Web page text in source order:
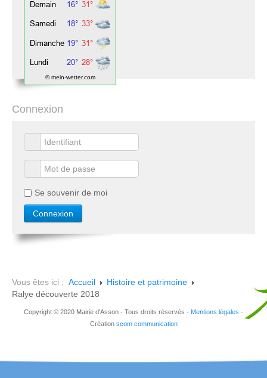
© mein-wetter.com
Connexion
Se souvenir de moi
Vous êtes ici : Accueil
Histoire et patrimoine
Ralye découverte 2018
Copyright © 2020 Mairie d'Asson - Tous droits réservés - Mentions légales -
Création scom communication